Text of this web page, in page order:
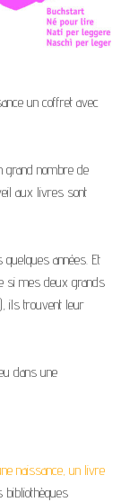
un coffret avec
grand nombre de
aux livres sont
quelques années. Et
si mes deux grands
ils trouvent leur
dans une
naissance, un livre
bibliothèques